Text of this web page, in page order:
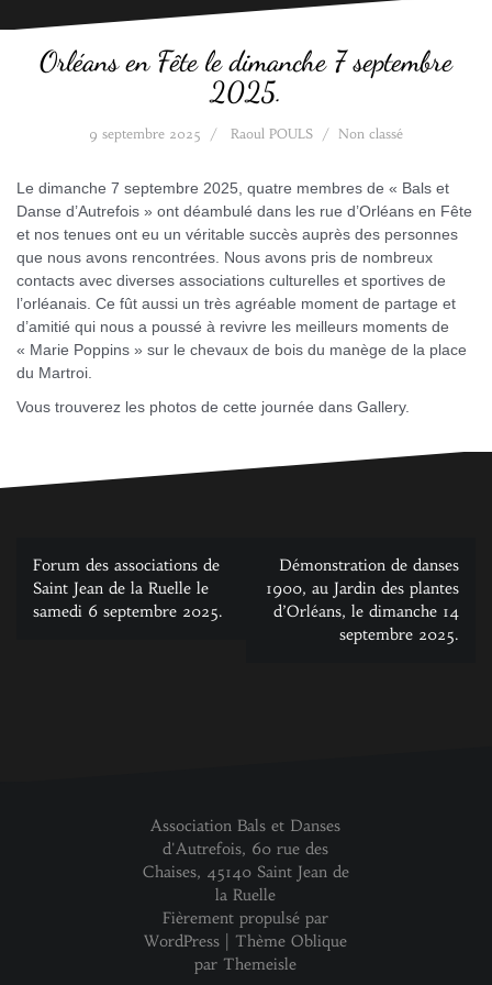
Orléans en Fête le dimanche 7 septembre
2025.
9 septembre 2025 Raoul POULS Non classé
Le dimanche 7 septembre 2025, quatre membres de « Bals et
Danse d’Autrefois » ont déambulé dans les rue d’Orléans en Fête
et nos tenues ont eu un véritable succès auprès des personnes
que nous avons rencontrées. Nous avons pris de nombreux
contacts avec diverses associations culturelles et sportives de
l’orléanais. Ce fût aussi un très agréable moment de partage et
d’amitié qui nous a poussé à revivre les meilleurs moments de
« Marie Poppins » sur le chevaux de bois du manège de la place
du Martroi.
Vous trouverez les photos de cette journée dans Gallery.
Navigation
de
l’article
Forum des associations de
Saint Jean de la Ruelle le
samedi 6 septembre 2025.
Démonstration de danses
1900, au Jardin des plantes
d’Orléans, le dimanche 14
septembre 2025.
Association Bals et Danses
d'Autrefois, 60 rue des
Chaises, 45140 Saint Jean de
la Ruelle
Fièrement propulsé par
WordPress
ThèmeOblique
par Themeisle